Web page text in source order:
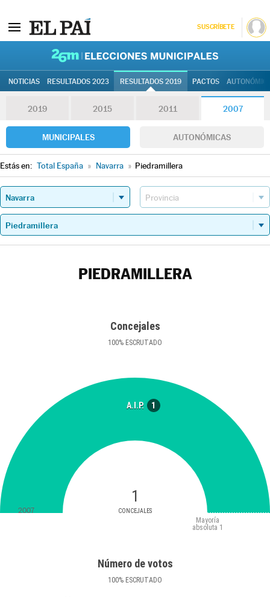
SUSCRÍBETE
NOTICIAS RESULTADOS 2023 RESULTADOS 2019 PACTOS
2019 2015 2011 2007
MUNICIPALES AUTONÓMICAS
Estás en: Total España » Navarra » Piedramillera
PIEDRAMILLERA
Concejales
100% ESCRUTADO
A.I.P. 1
1
CONCEJALES
Mayoría
absoluta 1
2007
Número de votos
100% ESCRUTADO